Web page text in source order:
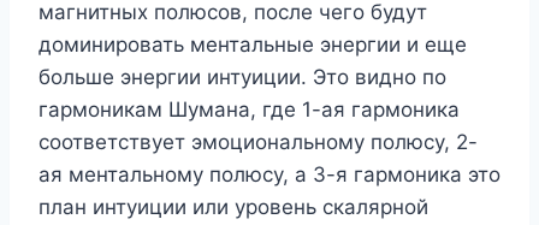
магнитных полюсов, после чего будут
доминировать ментальные энергии и еще
больше энергии интуиции. Это видно по
гармоникам Шумана, где 1-ая гармоника
соответствует эмоциональному полюсу, 2-
ая ментальному полюсу, а 3-я гармоника это
план интуиции или уровень скалярной